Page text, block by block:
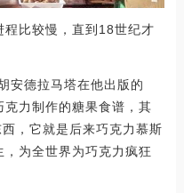
比较慢，直到18世纪才
德拉马塔在他出版的
克力制作的糖果食谱，其
，它就是后来巧克力慕斯
为全世界为巧克力疯狂